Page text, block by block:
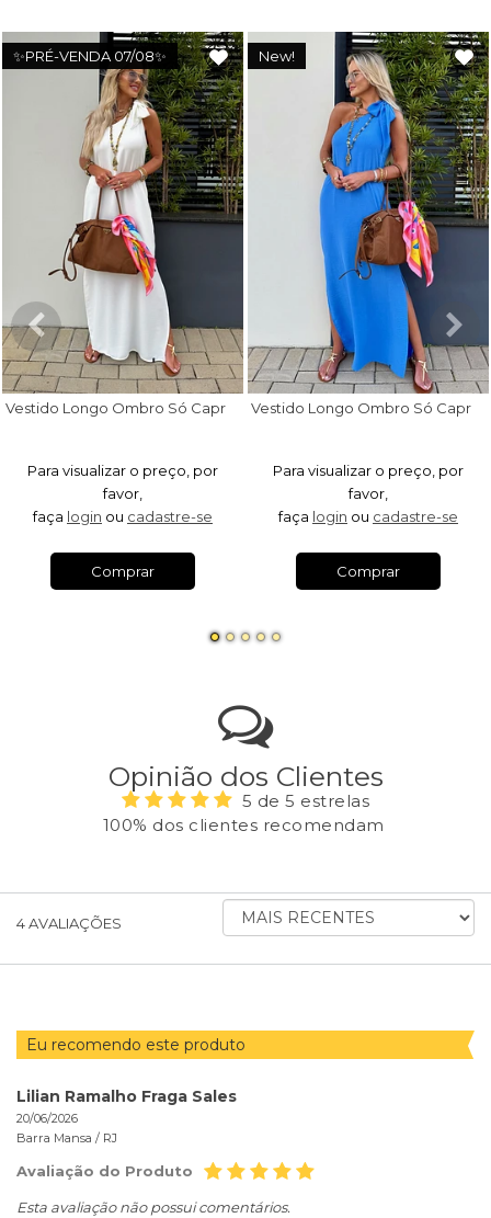
✨PRÉ-VENDA 07/08✨
Para visualizar o preço, por
favor,
faça login ou cadastre-se
Comprar
New!
Para visualizar o preço, por
favor,
faça login ou cadastre-se
Comprar
Opinião dos Clientes
5 de 5 estrelas
100% dos clientes recomendam
4AVALIAÇÕES
ORDENAR
AVALIAÇÕES
Eu recomendo este produto
Lilian Ramalho Fraga Sales
20/06/2026
Barra Mansa / RJ
Avaliação do Produto
Esta avaliação não possui comentários.